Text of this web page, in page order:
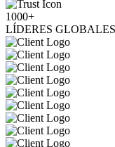
1000+
LÍDERES